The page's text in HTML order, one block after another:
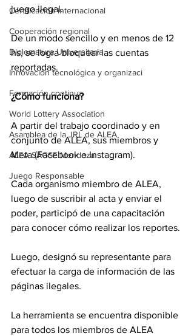
Certificación internacional
Cooperación regional
Diplomatura Universitaria
Innovación tecnológica y organizaci
Formación continua
World Lottery Association
Asamblea de la JRL de ALEA
ALEA SAGSE Mendoza
Juego Responsable
juego ilegal.
De un modo sencillo y en menos de 12
hs, se logra bloquear las cuentas
reportadas.
¿Cómo funciona?
A partir del trabajo coordinado y en
conjunto de ALEA, sus miembros y
Meta (Facebook e Instagram).
Cada organismo miembro de ALEA,
luego de suscribir al acta y enviar el
poder, participó de una capacitación
para conocer cómo realizar los reportes.
Luego, designó su representante para
efectuar la carga de información de las
páginas ilegales.
La herramienta se encuentra disponible
para todos los miembros de ALEA